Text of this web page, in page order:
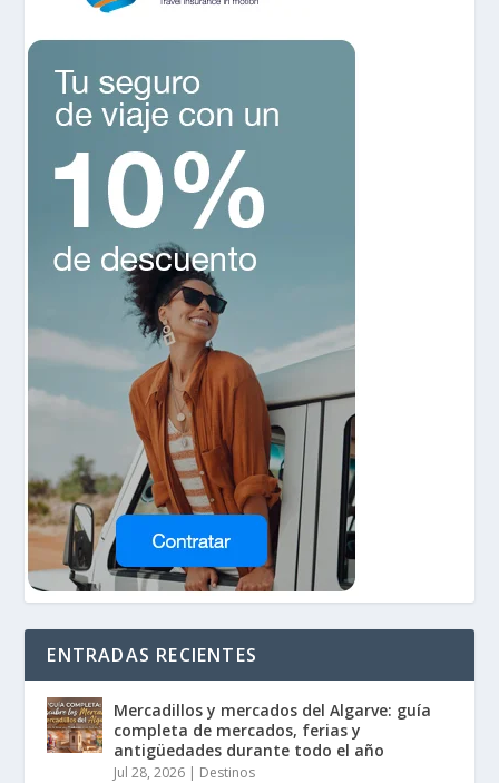
ENTRADAS RECIENTES
Mercadillos y mercados del Algarve: guía
completa de mercados, ferias y
antigüedades durante todo el año
Jul 28, 2026 | Destinos